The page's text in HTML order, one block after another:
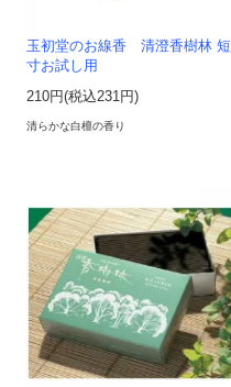
玉初堂のお線香 清澄香樹林 短
寸お試し用
210円(税込231円)
清らかな白檀の香り